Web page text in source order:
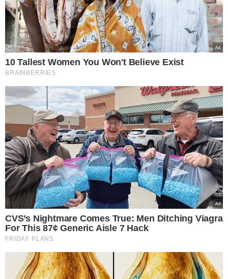
EM TERESINA
Corpus Christi: Serviços
essenciais de saúde seguem
30 DE MAIO
Feriado: saiba como vai
funcionar o comércio no
feriado de Corpus Christi
TIRE SUAS DÚVIDAS
Afinal, Corpus Christi é
Veja o que diz a lei